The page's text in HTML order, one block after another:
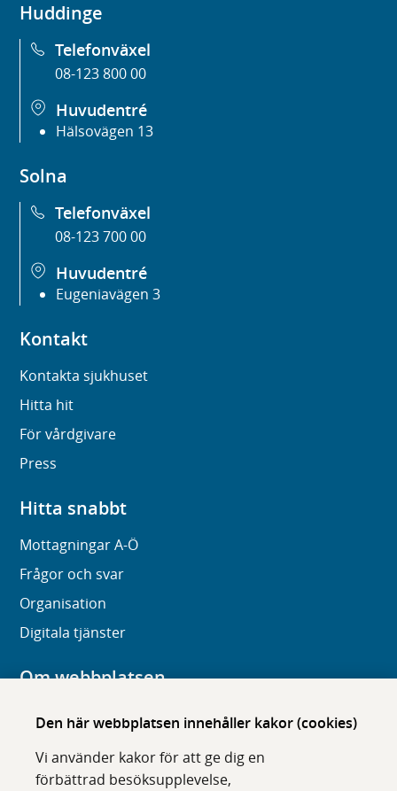
Den här webbplatsen innehåller kakor (cookies)
Vi använder kakor för att ge dig en
förbättrad besöksupplevelse,
Huddinge
Telefonväxel
08-123 800 00
Huvudentré
Hälsovägen 13
Solna
Telefonväxel
08-123 700 00
Huvudentré
Eugeniavägen 3
Kontakt
Kontakta sjukhuset
Hitta hit
För vårdgivare
Press
Hitta snabbt
Mottagningar A-Ö
Frågor och svar
Organisation
Digitala tjänster
Om webbplatsen
Om karolinska.se
Tillgänglighet